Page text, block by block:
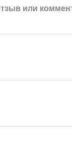
или